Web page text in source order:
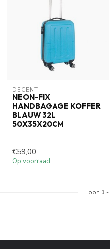
DECENT
NEON-FIX
HANDBAGAGE KOFFER
BLAUW 32L
50X35X20CM
€59,00
Op voorraad
Toon 1 -